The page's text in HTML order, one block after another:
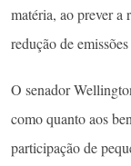
matéria, ao prever a
redução de
O senador
como quanto aos
participação de